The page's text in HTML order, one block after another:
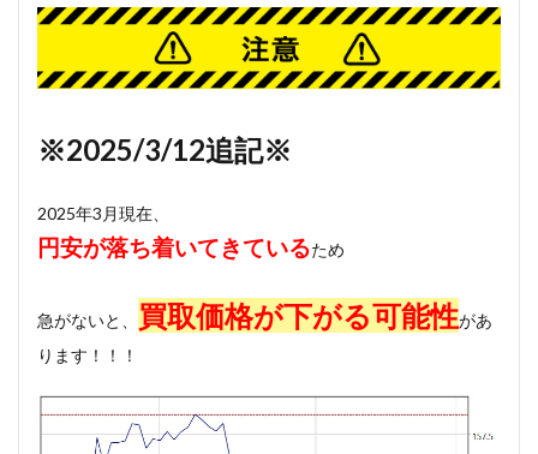
※2025/3/12追記※
2025年3月現在、
円安が落ち着いてきているため
急がないと、 買取価格が下がる可能性があ
ります！！！